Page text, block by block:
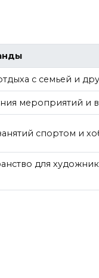
с семьей и
мероприятий и
спортом и
для